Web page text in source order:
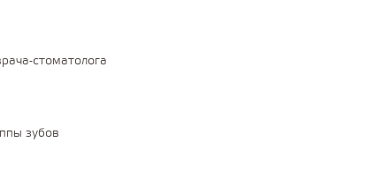
стоматолога
зубов